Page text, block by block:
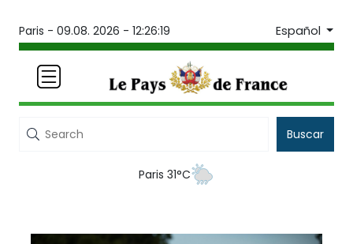
Paris - 09.08. 2026 - 12:26:19 Español
Buscar
Paris 31°C